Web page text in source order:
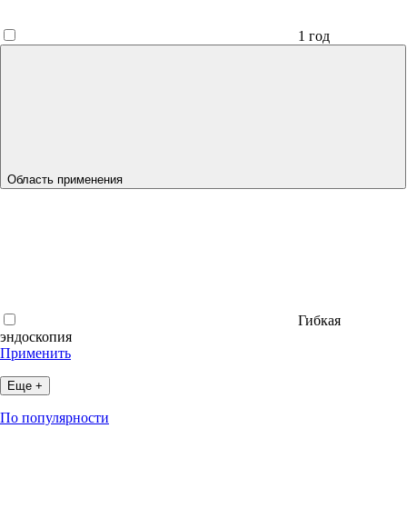
1 год
Область применения
Гибкая
эндоскопия
Применить
Еще +
По популярности